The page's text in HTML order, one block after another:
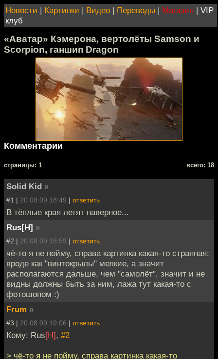
Новости | Картинки | Видео | Переводы | Магазин | VIP
клуб
«Аватар» Кэмерона, вертолёты Samson и
Scorpion, ганшип Dragon
Комментарии
cтраницы: 1 всего: 18
Solid Kid »
#1 | 20.08.09 18:49 | ответить
В тёплые края летят наверное...
Rus[H] »
#2 | 20.08.09 18:59 | ответить
чё-то я не пойму, справа картинка какая-то странная:
вроде как "винтокрылы" мелкие, а значит
располагаются дальше, чем "самолёт", значит и не
видны должны быть за ним, лажа тут какая-то с
фотошопом :)
Frum »
#3 | 20.08.09 19:06 | ответить
Кому: Rus[H], #2
> чё-то я не пойму, справа картинка какая-то